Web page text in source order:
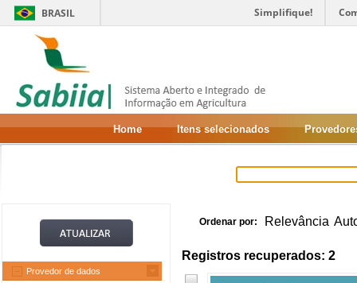
BRASIL Simplifique!
Home Itens selecionados
Provedor de dados
Ordenar por: Relevância
Registros recuperados: 2